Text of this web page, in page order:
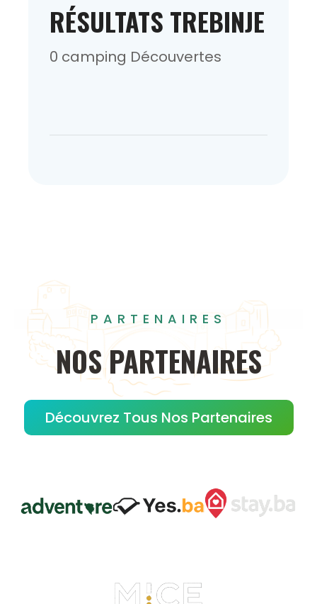
RÉSULTATS TREBINJE
0 camping Découvertes
PARTENAIRES
NOS PARTENAIRES
Découvrez Tous Nos Partenaires